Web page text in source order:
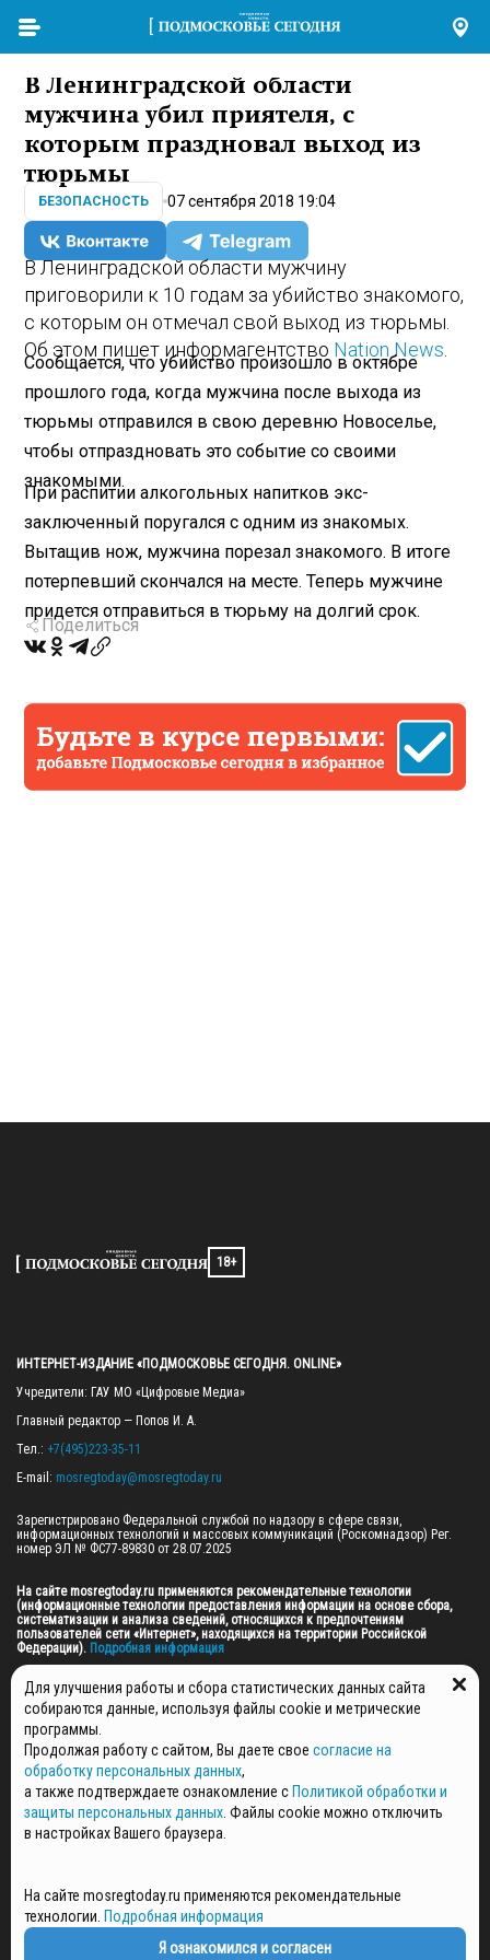
В Ленинградской области
мужчина убил приятеля, с
которым праздновал выход из
тюрьмы
БЕЗОПАСНОСТЬ 07 сентября 2018 19:04
В Ленинградской области мужчину
приговорили к 10 годам за убийство знакомого,
с которым он отмечал свой выход из тюрьмы.
Об этом пишет информагентство Nation News
Сообщается, что убийство произошло в октябре
прошлого года, когда мужчина после выхода из
тюрьмы отправился в свою деревню Новоселье,
чтобы отпраздновать это событие со своими
знакомыми.
При распитии алкогольных напитков экс-
заключенный поругался с одним из знакомых.
Вытащив нож, мужчина порезал знакомого. В итоге
потерпевший скончался на месте. Теперь мужчине
придется отправиться в тюрьму на долгий срок.
Поделиться
18+
ИНТЕРНЕТ-ИЗДАНИЕ «ПОДМОСКОВЬЕ СЕГОДНЯ. ONLINE»
Учредители: ГАУ МО «Цифровые Медиа»
Главный редактор — Попов И. А.
Тел.: +7(495)223-35-11
E-mail: mosregtoday@mosregtoday.ru
Зарегистрировано Федеральной службой по надзору в сфере связи,
информационных технологий и массовых коммуникаций (Роскомнадзор) Рег.
номер ЭЛ № ФС77-89830 от 28.07.2025
На сайте mosregtoday.ru применяются рекомендательные технологии
(информационные технологии предоставления информации на основе сбора,
систематизации и анализа сведений, относящихся к предпочтениям
пользователей сети «Интернет», находящихся на территории Российской
Федерации). Подробная информация
© 2026 ПРАВА НА ВСЕ МАТЕРИАЛЫ САЙТА ПРИНАДЛЕЖАТ ГАУ МО "ЦИФРОВЫЕ
МЕДИА" (ОГРН: 1255000059467).
ПОЛИТИКА ОБРАБОТКИ И ЗАЩИТЫ ПЕРСОНАЛЬНЫХ ДАННЫХ
НОВОСТИ
ГАЗЕТЫ
РЕКЛАМОДАТЕЛЯМ
СПЕЦПРОЕКТЫ
СТАТЬИ
ПОЛИТИКА КОНФИДЕНЦИАЛЬНОСТИ
Для улучшения работы и сбора статистических данных сайта
собираются данные, используя файлы cookie и метрические
программы.
Продолжая работу с сайтом, Вы даете свое согласие на
обработку персональных данных,
а также подтверждаете ознакомление с Политикой обработки и
защиты персональных данных . Файлы cookie можно отключить
в настройках Вашего браузера.
На сайте mosregtoday.ru применяются рекомендательные
технологии. Подробная информация
Я ознакомился и согласен